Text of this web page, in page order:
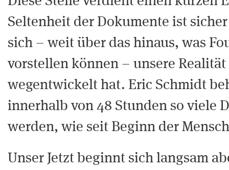
Seltenheit der Dokumente ist
sich – weit über das hinaus, was
vorstellen können – unsere
wegentwickelt hat. Eric Schmidt
innerhalb von 48 Stunden so viele
werden, wie seit Beginn der
Unser Jetzt beginnt sich langsam